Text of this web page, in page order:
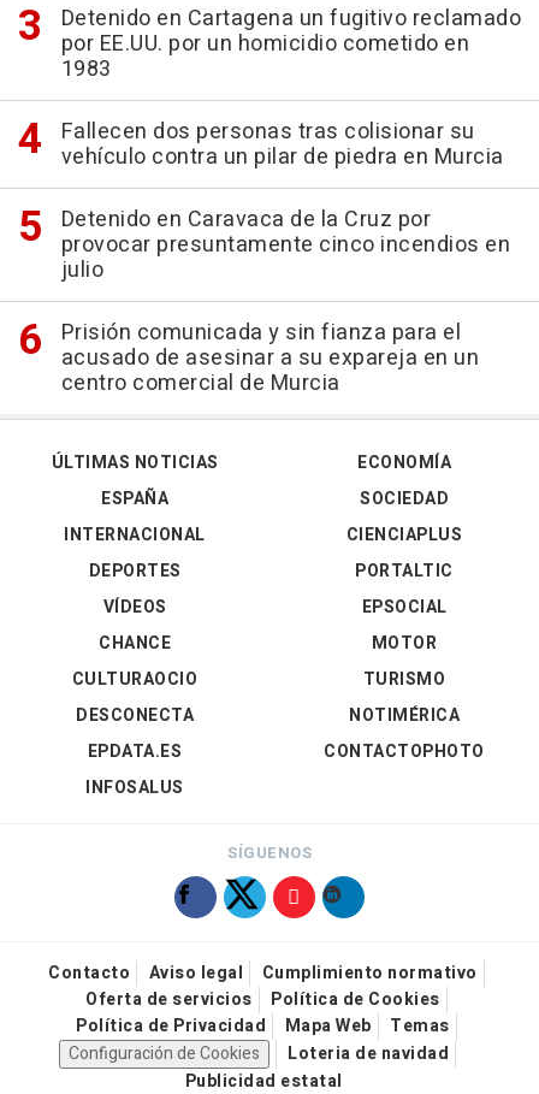
Detenido en Cartagena un fugitivo reclamado
por EE.UU. por un homicidio cometido en
1983
Fallecen dos personas tras colisionar su
vehículo contra un pilar de piedra en Murcia
Detenido en Caravaca de la Cruz por
provocar presuntamente cinco incendios en
julio
Prisión comunicada y sin fianza para el
acusado de asesinar a su expareja en un
centro comercial de Murcia
ÚLTIMAS NOTICIAS
ESPAÑA
INTERNACIONAL
DEPORTES
VÍDEOS
ECONOMÍA
SOCIEDAD
CIENCIAPLUS
PORTALTIC
EPSOCIAL
CHANCE
CULTURAOCIO
DESCONECTA
EPDATA.ES
INFOSALUS
MOTOR
TURISMO
NOTIMÉRICA
CONTACTOPHOTO
SÍGUENOS
Contacto Aviso legal
Cumplimiento normativo
Oferta de servicios
Política de Cookies
Política de Privacidad
Mapa Web
Temas
Configuración de Cookies
Loteria de navidad
Publicidad estatal